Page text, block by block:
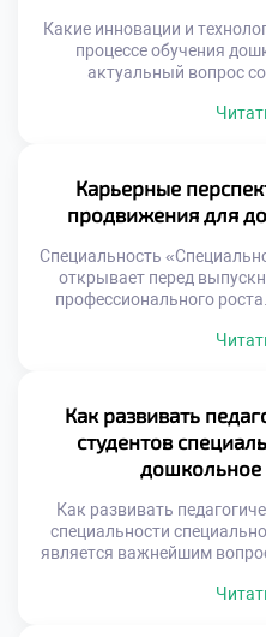
Какие инновации и
процессе обучения
актуальный вопрос
познания. Будущие
на формирование
Теория неразрывно
Карьерные
продвижения для
Специальность
открывает перед
профессионального
тенденции создают
Образование
амбициозных планов.
с понятным вектором
Как развивать
студентов
дошкольное
Как развивать
специальности
является важнейшим
Мастерство формируется